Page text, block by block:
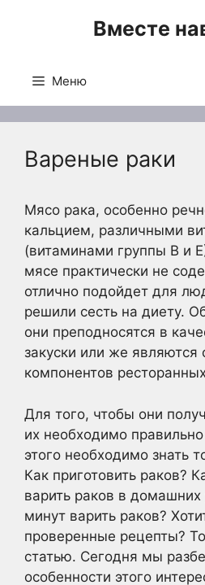
Вместе
Меню
Вареные раки
Мясо рака, особенно
кальцием, различными
(витаминами группы В и
мясе практически не
отлично подойдет для
решили сесть на диету.
они преподносятся в
закуски или же являются
компонентов
Для того, чтобы они
их необходимо
этого необходимо знать
Как приготовить раков?
варить раков в домашних
минут варить раков?
проверенные рецепты?
статью. Сегодня мы
особенности этого